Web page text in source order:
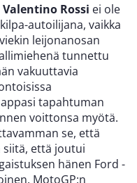
Valentino Rossi ei ole
autoilijana, vaikka
leijonanosan
tunnettu
vakuuttavia
tapahtuman
voittonsa myötä.
se, että
että joutui
hänen Ford -
MotoGP:n